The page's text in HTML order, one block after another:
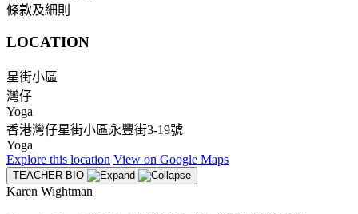
條款及細則
LOCATION
星街小區
灣仔
Yoga
香港灣仔星街小區永豐街3-19號
Yoga
Explore this location View on Google Maps
TEACHER BIO
Karen Wightman